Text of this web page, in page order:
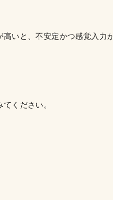
高いと、不安定かつ感覚入力
ください。